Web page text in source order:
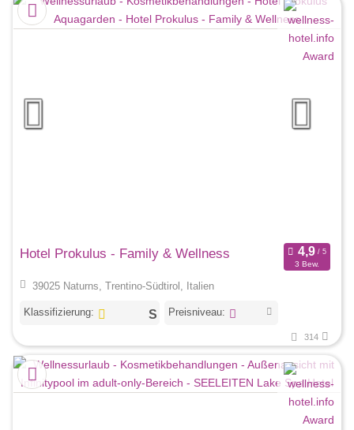
Hotel Prokulus - Family & Wellness
3 Bew.
39025 Naturns, Trentino-Südtirol, Italien
Klassifizierung: Preisniveau:
314